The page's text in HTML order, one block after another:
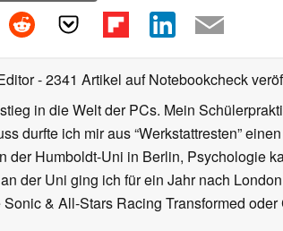
- 2341 Artikel auf Notebookcheck
in die Welt der PCs. Mein
durfte ich mir aus “Werkstattresten”
der Humboldt-Uni in Berlin, Psychologie
der Uni ging ich für ein Jahr nach
& All-Stars Racing Transformed